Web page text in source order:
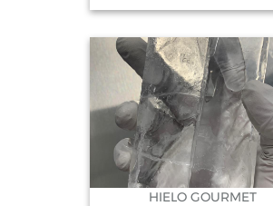
HIELO GOURMET